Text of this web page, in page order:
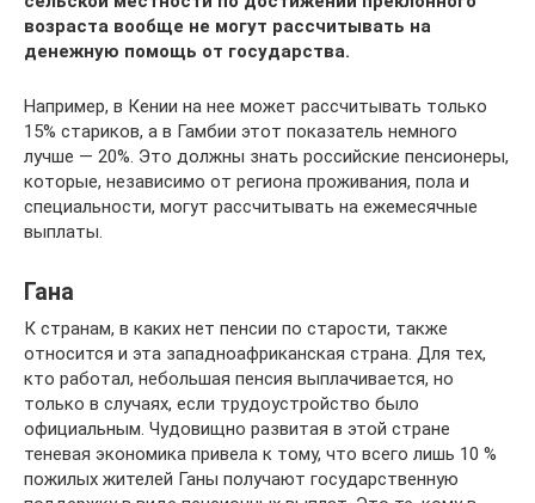
возраста вообще не могут рассчитывать на
денежную помощь от государства.
Например, в Кении на нее может рассчитывать только
15% стариков, а в Гамбии этот показатель немного
лучше — 20%. Это должны знать российские пенсионеры,
которые, независимо от региона проживания, пола и
специальности, могут рассчитывать на ежемесячные
выплаты.
Гана
К странам, в каких нет пенсии по старости, также
относится и эта западноафриканская страна. Для тех,
кто работал, небольшая пенсия выплачивается, но
только в случаях, если трудоустройство было
официальным. Чудовищно развитая в этой стране
теневая экономика привела к тому, что всего лишь 10 %
пожилых жителей Ганы получают государственную